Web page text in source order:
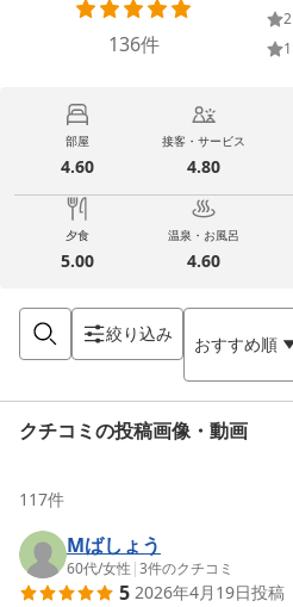
136件
2
1
部屋
4.60
接客・サービス
4.80
夕食
5.00
温泉・お風呂
4.60
絞り込み おすすめ順
クチコミの投稿画像・動画
117件
Mばしょう
60代/女性 |3件のクチコミ
5 2026年4月19日投稿